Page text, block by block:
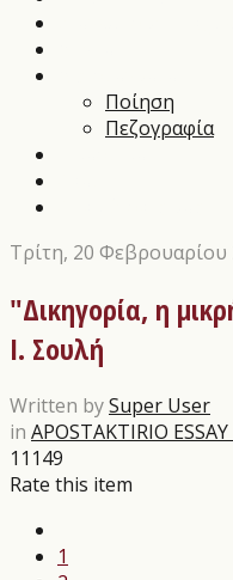
Ποίηση
Πεζογραφία
Τρίτη, 20 Φεβρουαρίου
"Δικηγορία, η
Ι. Σουλή
Written bySuper User
in APOSTAKTIRIO
11149
Rate this item
1